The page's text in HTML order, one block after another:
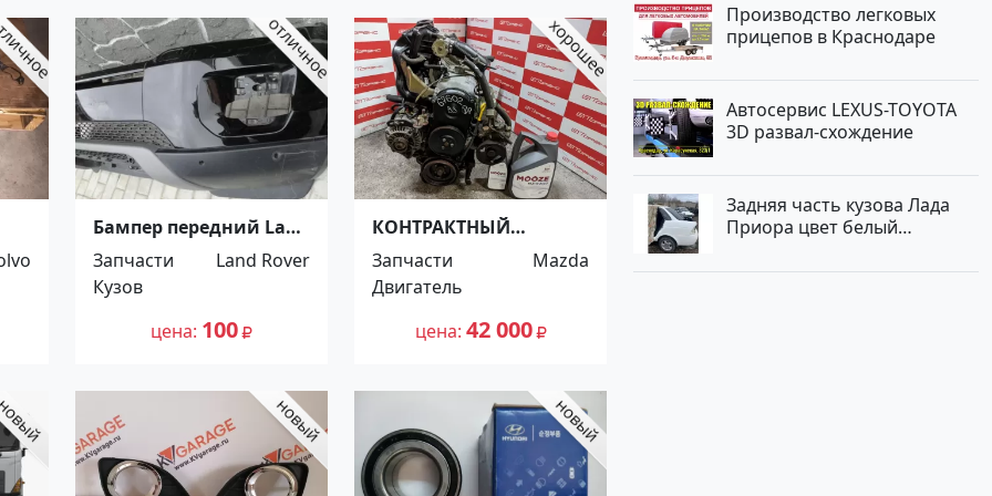
Бампер передний Land
Rover Range Rover
Evoque 2011 Краснодар
Запчасти
Land Rover
Кузов
цена 100
КОНТРАКТНЫЙ
ДВИГАТЕЛЬ MAZDA
DEMIO B3 DW3W
Краснодар
Запчасти
Mazda
Двигатель
цена 42 000
Производство легковых
прицепов в Краснодаре
Автосервис LEXUS-TOYOTA
3D развал-схождение
Задняя часть кузова Лада
Приора цвет белый